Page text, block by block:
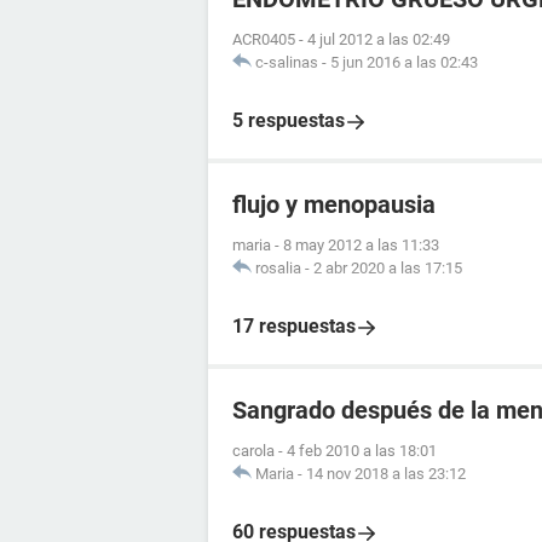
ACR0405 - 4 jul 2012 a las 02:49
c-salinas - 5 jun 2016 a las 02:43
5 respuestas
flujo y menopausia
maria - 8 may 2012 a las 11:33
rosalia - 2 abr 2020 a las 17:15
17 respuestas
Sangrado después de la
carola - 4 feb 2010 a las 18:01
Maria - 14 nov 2018 a las 23:12
60 respuestas